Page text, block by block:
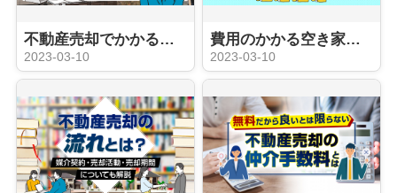
不動産売却でかかる税金の種類は？譲渡所得税の節税方法も解説
2023-03-10
費用のかかる空き家を売却する方法とポイントを解説
2023-03-10